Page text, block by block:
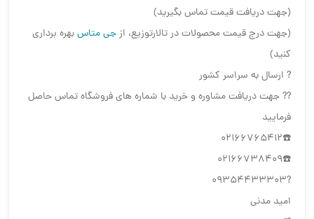
(جهت دریافت قیمت تماس بگیرید)
(جهت درج قیمت محصولات در تالارتوزیع، ازجی متاسبهره برداری
کنید)
? ارسال به سراسر کشور
?️?️ جهت دریافت مشاوره و خرید با شماره های فروشگاه تماس حاصل
فرمایید
☎️02166765412
☎️02166738409
?09354433303
امید مدنی